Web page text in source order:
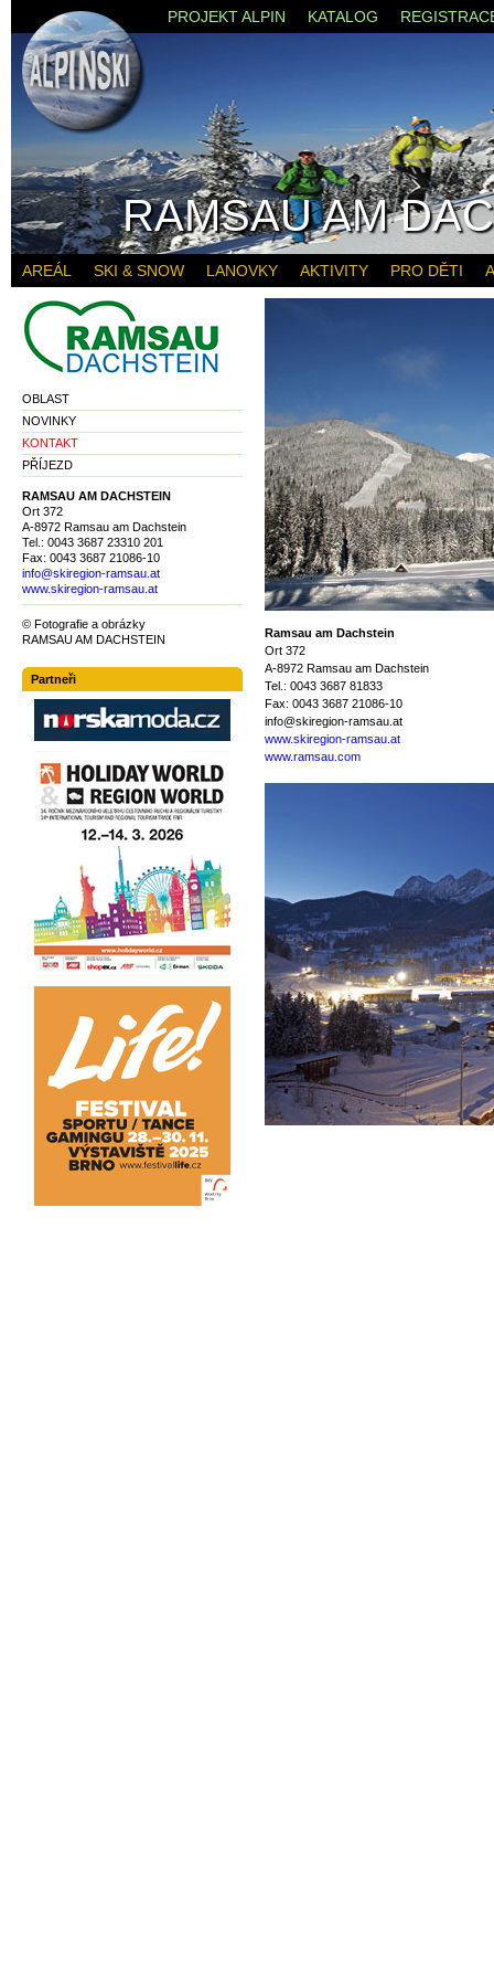
Ramsau am Dachstein
Ort 372
A-8972 Ramsau am Dachstein
Tel.: 0043 3687 81833
Fax: 0043 3687 21086-10
info@skiregion-ramsau.at
www.skiregion-ramsau.at
www.ramsau.com
OBLAST
NOVINKY
KONTAKT
PŘÍJEZD
RAMSAU AM DACHSTEIN
Ort 372
A-8972 Ramsau am Dachstein
Tel.: 0043 3687 23310 201
Fax: 0043 3687 21086-10
info@skiregion-ramsau.at
www.skiregion-ramsau.at
© Fotografie a obrázky
RAMSAU AM DACHSTEIN
Partneři
PROJEKT ALPIN KATALOG
AREÁL SKI & SNOW LANOVKY AKTIVITY PRO DĚTI
RAMSAU AM